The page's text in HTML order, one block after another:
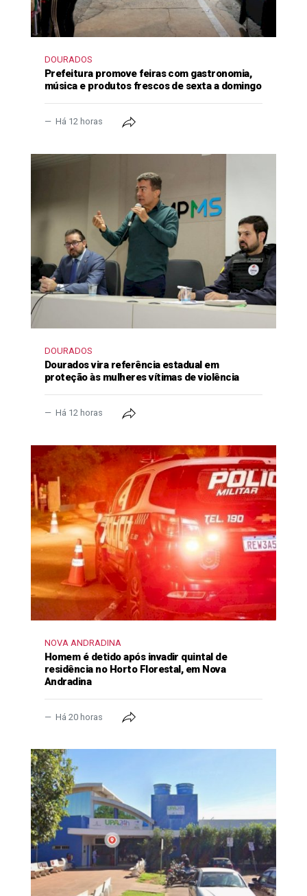
DOURADOS
Prefeitura promove feiras com gastronomia,
música e produtos frescos de sexta a domingo
Há 12 horas
DOURADOS
Dourados vira referência estadual em
proteção às mulheres vítimas de violência
Há 12 horas
NOVA ANDRADINA
Homem é detido após invadir quintal de
residência no Horto Florestal, em Nova
Andradina
Há 20 horas